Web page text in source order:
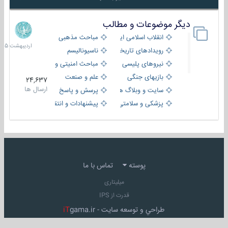
دیگر موضوعات و مطالب
انقلاب اسلامی ایران
مباحث مذهبی
رویدادهای تاریخی و مذهبیناسیونالیسم
نیروهای پلیسی
مباحث امنیتی و اطلاعاتی
بازیهای جنگی
علم و صنعت
سایت و وبلاگ ها
پرسش و پاسخ
پزشکی و سلامتی
پیشنهادات و انتقادات
24,637
ارسال ها
8
1405
پوسته تماس با ما
میلیتاری
قدرت از IPS
طراحي و توسعه سايت - iTgama.ir